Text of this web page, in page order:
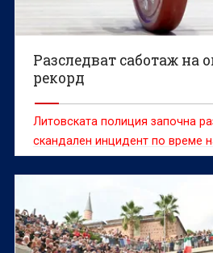
Разследват саботаж на
рекорд
Литовската полиция започна
скандален инцидент по време
първенство по класически
състезателка Сонита Мулух да
рекорд.